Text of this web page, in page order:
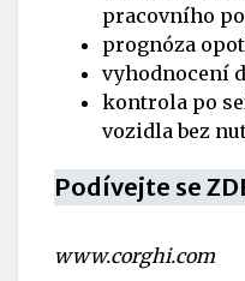
pracovního
prognóza
vyhodnocení
kontrola po
vozidla bez
Podívejte se
www.corghi.com